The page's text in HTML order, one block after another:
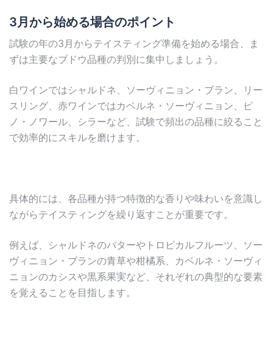
3月から始める場合のポイント
試験の年の3月からテイスティング準備を始める場合、ま
ずは主要なブドウ品種の判別に集中しましょう。
白ワインではシャルドネ、ソーヴィニョン・ブラン、リー
スリング、赤ワインではカベルネ・ソーヴィニョン、ピ
ノ・ノワール、シラーなど、試験で頻出の品種に絞ること
で効率的にスキルを磨けます。
具体的には、各品種が持つ特徴的な香りや味わいを意識し
ながらテイスティングを繰り返すことが重要です。
例えば、シャルドネのバターやトロピカルフルーツ、ソー
ヴィニョン・ブランの青草や柑橘系、カベルネ・ソーヴィ
ニョンのカシスや黒系果実など、それぞれの典型的な要素
を覚えることを目指します。